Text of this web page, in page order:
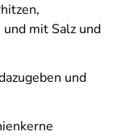
mit Salz und
und